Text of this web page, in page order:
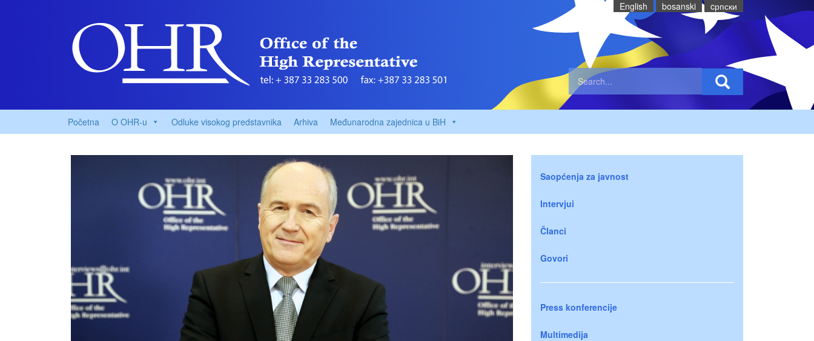
English bosanski cрпски
Početna O OHR-u Odluke visokog predstavnika Arhiva Međunarodna zajednica u BiH
Saopćenja za javnost
Intervjui
Članci
Govori
Press konferencije
Multimedija